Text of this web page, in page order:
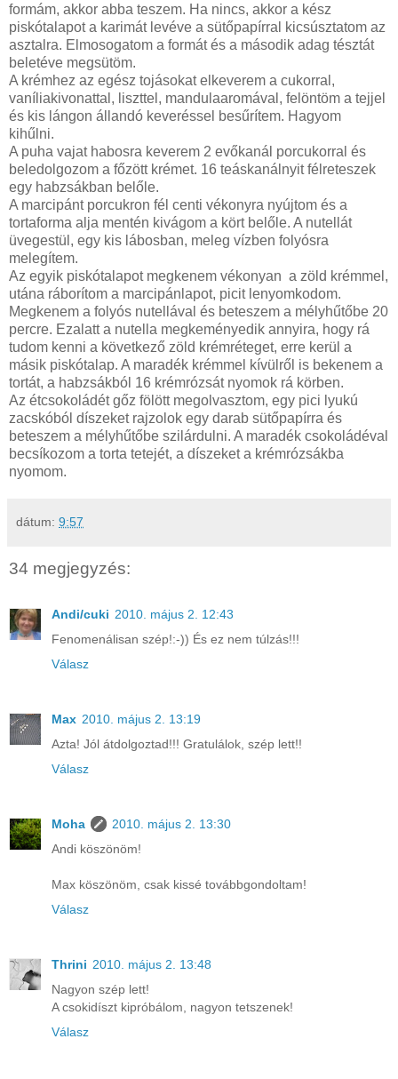
formám, akkor abba teszem. Ha nincs, akkor a kész
piskótalapot a karimát levéve a sütőpapírral kicsúsztatom az
asztalra. Elmosogatom a formát és a második adag tésztát
beletéve megsütöm.
A krémhez az egész tojásokat elkeverem a cukorral,
vaníliakivonattal, liszttel, mandulaaromával, felöntöm a tejjel
és kis lángon állandó keveréssel besűrítem. Hagyom
kihűlni.
A puha vajat habosra keverem 2 evőkanál porcukorral és
beledolgozom a főzött krémet. 16 teáskanálnyit félreteszek
egy habzsákban belőle.
A marcipánt porcukron fél centi vékonyra nyújtom és a
tortaforma alja mentén kivágom a kört belőle. A nutellát
üvegestül, egy kis lábosban, meleg vízben folyósra
melegítem.
Az egyik piskótalapot megkenem vékonyan a zöld krémmel,
utána ráborítom a marcipánlapot, picit lenyomkodom.
Megkenem a folyós nutellával és beteszem a mélyhűtőbe 20
percre. Ezalatt a nutella megkeményedik annyira, hogy rá
tudom kenni a következő zöld krémréteget, erre kerül a
másik piskótalap. A maradék krémmel kívülről is bekenem a
tortát, a habzsákból 16 krémrózsát nyomok rá körben.
Az étcsokoládét gőz fölött megolvasztom, egy pici lyukú
zacskóból díszeket rajzolok egy darab sütőpapírra és
beteszem a mélyhűtőbe szilárdulni. A maradék csokoládéval
becsíkozom a torta tetejét, a díszeket a krémrózsákba
nyomom.
dátum: 9:57
34 megjegyzés:
Andi/cuki 2010. május 2. 12:43
Fenomenálisan szép!:-)) És ez nem túlzás!!!
Válasz
Max 2010. május 2. 13:19
Azta! Jól átdolgoztad!!! Gratulálok, szép lett!!
Válasz
Moha
2010. május 2. 13:30
Andi köszönöm!
Max köszönöm, csak kissé továbbgondoltam!
Válasz
Thrini 2010. május 2. 13:48
Nagyon szép lett!
A csokidíszt kipróbálom, nagyon tetszenek!
Válasz